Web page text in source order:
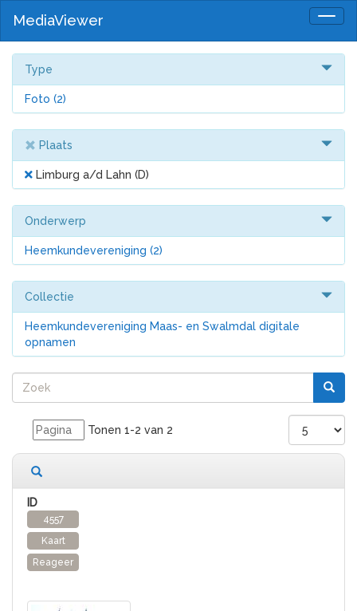
MediaViewer
Type
Foto (2)
Plaats
Limburg a/d Lahn (D)
Onderwerp
Heemkundevereniging (2)
Collectie
Heemkundevereniging Maas- en Swalmdal digitale
opnamen
Tonen 1-2 van 2
4557
Kaart
Reageer